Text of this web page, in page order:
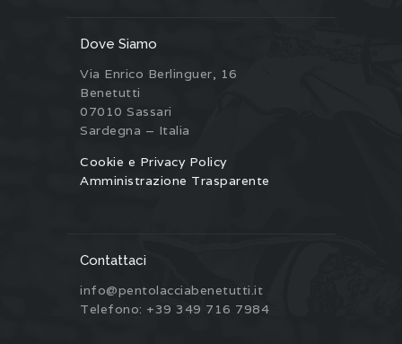
Dove Siamo
Via Enrico Berlinguer, 16
Benetutti
07010 Sassari
Sardegna – Italia
Cookie e Privacy Policy
Amministrazione Trasparente
Contattaci
info@pentolacciabenetutti.it
Telefono: +39 349 716 7984